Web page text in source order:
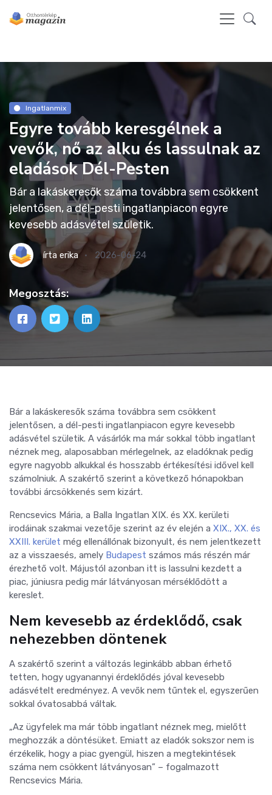
Ingatlanmix
Egyre tovább keresgélnek a
vevők, nő az alku és lassulnak az
eladások Dél-Pesten
Bár a lakáskeresők száma továbbra sem csökkent
jelentősen, a dél-pesti ingatlanpiacon egyre
kevesebb adásvétel születik.
írta erika 2026-06-24
Megosztás:
Bár a lakáskeresők száma továbbra sem csökkent
jelentősen, a dél-pesti ingatlanpiacon egyre kevesebb
adásvétel születik. A vásárlók ma már sokkal több ingatlant
néznek meg, alaposabban mérlegelnek, az eladóknak pedig
egyre nagyobb alkukkal és hosszabb értékesítési idővel kell
számolniuk. A szakértő szerint a következő hónapokban
további árcsökkenés sem kizárt.
Rencsevics Mária, a Balla Ingatlan XIX. és XX. kerületi
irodáinak szakmai vezetője szerint az év elején a XIX., XX. és
XXIII. kerület még ellenállónak bizonyult, és nem jelentkezett
az a visszaesés, amely Budapest számos más részén már
érezhető volt. Májustól azonban itt is lassulni kezdett a
piac, júniusra pedig már látványosan mérséklődött a
kereslet.
Nem kevesebb az érdeklődő, csak
nehezebben döntenek
A szakértő szerint a változás leginkább abban érhető
tetten, hogy ugyanannyi érdeklődés jóval kevesebb
adásvételt eredményez. A vevők nem tűntek el, egyszerűen
sokkal óvatosabbá váltak.
„Az ügyfelek ma már több ingatlant néznek meg, mielőtt
meghozzák a döntésüket. Emiatt az eladók sokszor nem is
érzékelik, hogy a piac gyengül, hiszen a megtekintések
száma nem csökkent látványosan” – fogalmazott
Rencsevics Mária.